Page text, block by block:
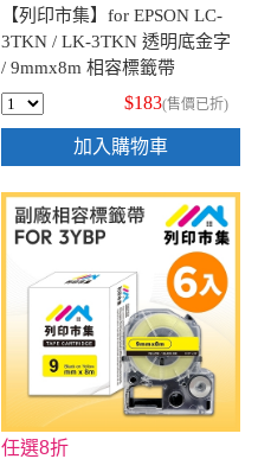
【列印市集】for EPSON LC-
3TKN / LK-3TKN 透明底金字
/ 9mmx8m 相容標籤帶
$183(售價已折)
加入購物車
任選8折